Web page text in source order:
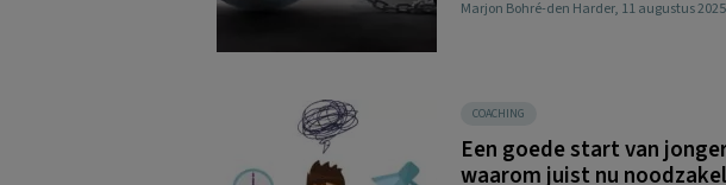
Marjon Bohré-den Harder, 11 augustus 2025
COACHING
Een goede start van
waarom juist nu